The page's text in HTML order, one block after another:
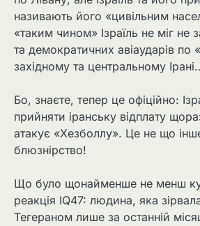
називають його «цивільним
«таким чином» Ізраїль не міг не
та демократичних авіаударів по
західному та центральному
Бо, знаєте, тепер це офіційно:
прийняти іранську відплату
атакує «Хезболлу». Це не що
блюзнірство!
Що було щонайменше не менш
реакція IQ47: людина, яка
Тегераном лише за останній